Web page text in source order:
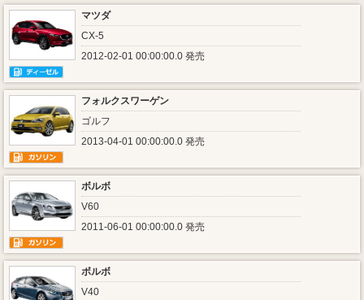
マツダ
CX-5
2012-02-01 00:00:00.0 発売
フォルクスワーゲン
ゴルフ
2013-04-01 00:00:00.0 発売
ボルボ
V60
2011-06-01 00:00:00.0 発売
ボルボ
V40